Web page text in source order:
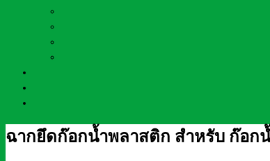
ฉากยึดก๊อกน้ำพลาสติก สำหรับ ก๊อก